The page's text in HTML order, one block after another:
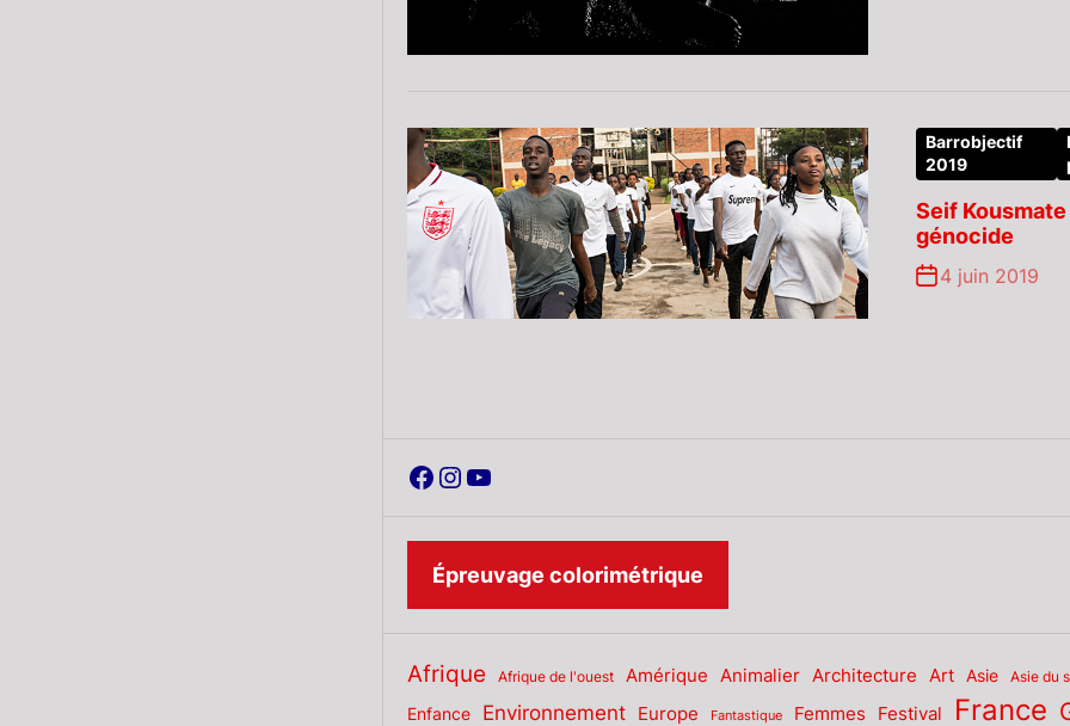
Barrobjectif
2019
Seif
génocide
4 juin 2019
Facebook
Instagram
YouTube
Épreuvage colorimétrique
Afrique Afrique de l'ouest Amérique Animalier Architecture Art Asie Asie du
Enfance Environnement Europe Fantastique Femmes Festival France